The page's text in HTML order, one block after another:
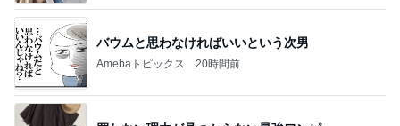
バウムと思わなければいいという次男
Amebaトピックス 20時間前